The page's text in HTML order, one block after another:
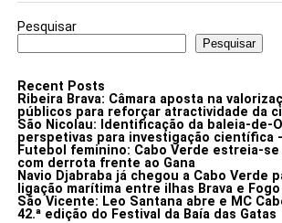
Pesquisar
Pesquisar
Recent Posts
Ribeira Brava: Câmara aposta na
públicos para reforçar atractividade da
São Nicolau: Identificação da baleia-de-
perspetivas para investigação científica
Futebol feminino: Cabo Verde estreia-se
com derrota frente ao Gana
Navio Djabraba já chegou a Cabo Verde
ligação marítima entre ilhas Brava e Fogo
São Vicente: Leo Santana abre e MC
42.ª edição do Festival da Baía das Gatas